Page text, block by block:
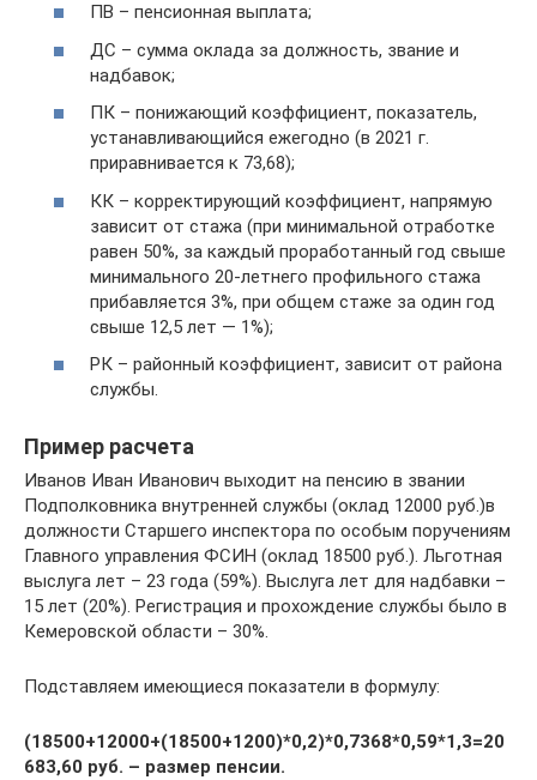
ПВ – пенсионная выплата;
ДС – сумма оклада за должность, звание и
надбавок;
ПК – понижающий коэффициент, показатель,
устанавливающийся ежегодно (в 2021 г.
приравнивается к 73,68);
КК – корректирующий коэффициент, напрямую
зависит от стажа (при минимальной отработке
равен 50%, за каждый проработанный год свыше
минимального 20-летнего профильного стажа
прибавляется 3%, при общем стаже за один год
свыше 12,5 лет — 1%);
РК – районный коэффициент, зависит от района
службы.
Пример расчета
Иванов Иван Иванович выходит на пенсию в звании
Подполковника внутренней службы (оклад 12000 руб.)в
должности Старшего инспектора по особым поручениям
Главного управления ФСИН (оклад 18500 руб.). Льготная
выслуга лет – 23 года (59%). Выслуга лет для надбавки –
15 лет (20%). Регистрация и прохождение службы было в
Кемеровской области – 30%.
Подставляем имеющиеся показатели в формулу:
(18500+12000+(18500+1200)*0,2)*0,7368*0,59*1,3=20
683,60 руб. – размер пенсии.